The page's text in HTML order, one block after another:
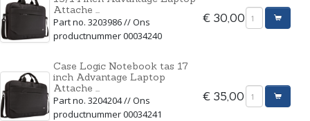
Attache ...
Part no. 3203986 // Ons
productnummer 00034240
€ 30,00
Case Logic Notebook tas 17
inch Advantage Laptop
Attache ...
Part no. 3204204 // Ons
productnummer 00034241
€ 35,00